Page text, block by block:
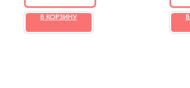
В КОРЗИНУ